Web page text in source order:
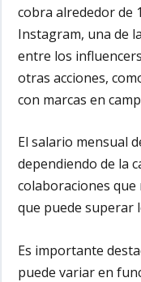
cobra alrededor de
Instagram, una de
entre los
otras acciones,
con marcas en
El salario mensual
dependiendo de la
colaboraciones que
que puede superar
Es importante
puede variar en